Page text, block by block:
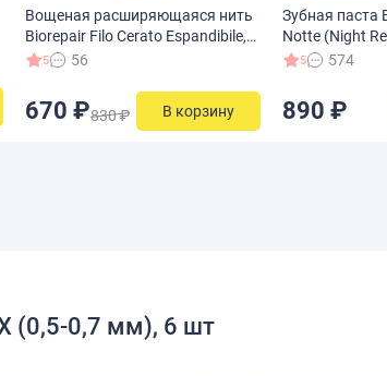
Вощеная расширяющаяся нить
Biorepair Filo Cerato Espandibile,
30 м
5 56
670 ₽830 ₽ В корзину
Зубная паста
Notte (Night
5 574
890 ₽
(0,5-0,7 мм), 6 шт